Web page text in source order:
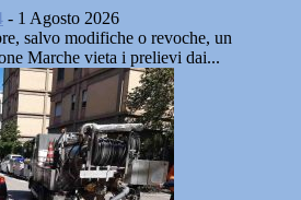
- 1 Agosto 2026
salvo modifiche o revoche, un
Marche vieta i prelievi dai...